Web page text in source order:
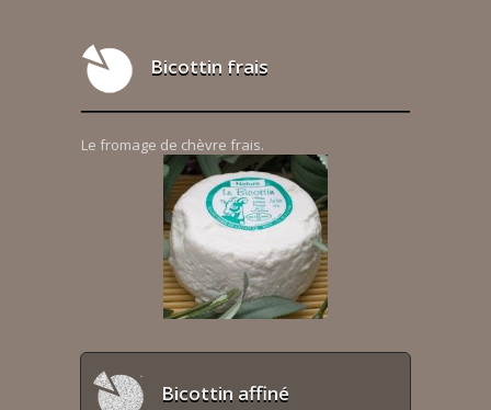
Bicottin frais
Le fromage de chèvre frais.
Bicottin affiné